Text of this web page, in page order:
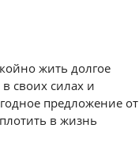
жить долгое
своих силах и
предложение от
в жизнь